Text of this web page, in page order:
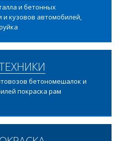
и бетонных
и кузовов автомобилей,
бетономешалок и
покраска рам